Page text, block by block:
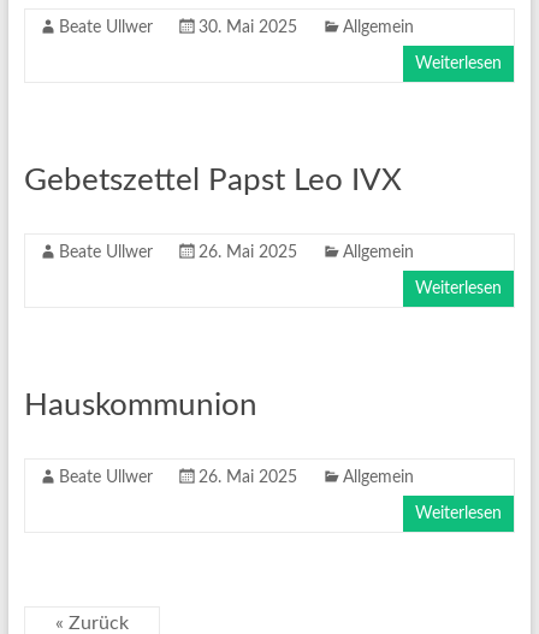
Beate Ullwer 30. Mai 2025 Allgemein
Weiterlesen
Gebetszettel Papst Leo IVX
Beate Ullwer 26. Mai 2025 Allgemein
Weiterlesen
Hauskommunion
Beate Ullwer 26. Mai 2025 Allgemein
Weiterlesen
« Zurück